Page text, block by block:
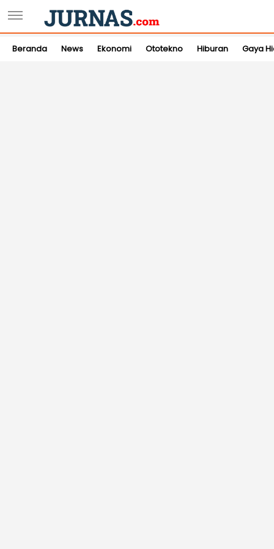
Beranda News Ekonomi Ototekno Hiburan Gaya